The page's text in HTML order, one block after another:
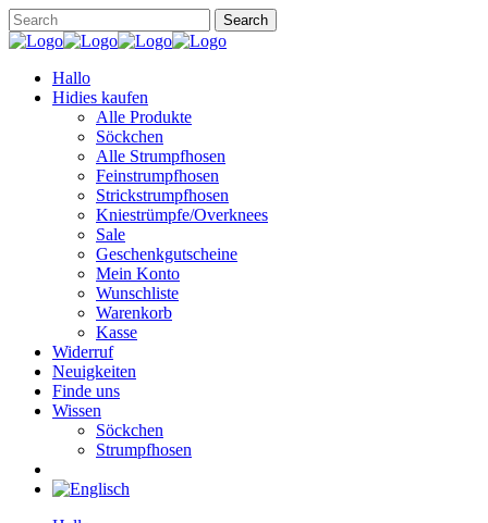
Hallo
Hidies kaufen
Alle Produkte
Söckchen
Alle Strumpfhosen
Feinstrumpfhosen
Strickstrumpfhosen
Kniestrümpfe/Overknees
Sale
Geschenkgutscheine
Mein Konto
Wunschliste
Warenkorb
Kasse
Widerruf
Neuigkeiten
Finde uns
Wissen
Söckchen
Strumpfhosen